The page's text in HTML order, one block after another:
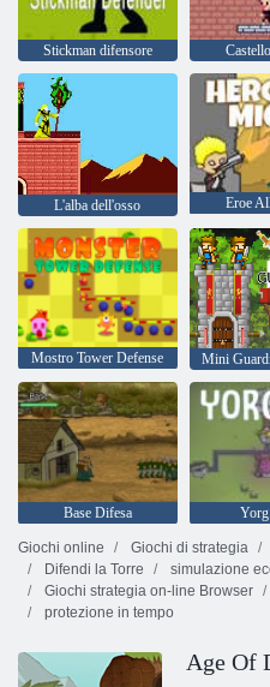
Stickman difensore
L'alba dell'osso Eroe
Mostro Tower Defense
Base Difesa
Giochi online
Giochi di strategia
Difendi la Torre
simulazione
Giochi strategia on-line Browser
protezione in tempo
Age Of